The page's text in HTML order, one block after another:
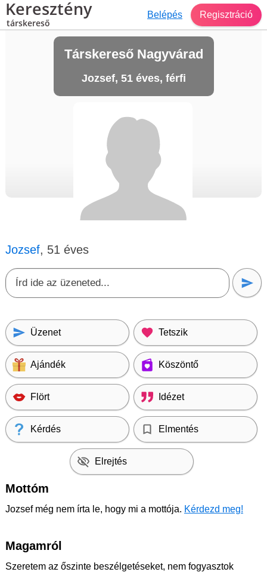
Keresztény
társkereső
Belépés Regisztráció
Társkereső Nagyvárad
Jozsef, 51 éves, férfi
Jozsef, 51 éves
Üzenet Tetszik
Ajándék Köszöntő
Flört Idézet
Kérdés Elmentés
Elrejtés
Mottóm
Jozsef még nem írta le, hogy mi a mottója. Kérdezd meg!
Magamról
Szeretem az őszinte beszélgetéseket, nem fogyasztok